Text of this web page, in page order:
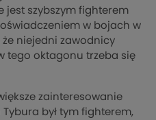
jest szybszym fighterem
w bojach w
że niejedni zawodnicy
tego oktagonu trzeba się
zainteresowanie
był tym fighterem,